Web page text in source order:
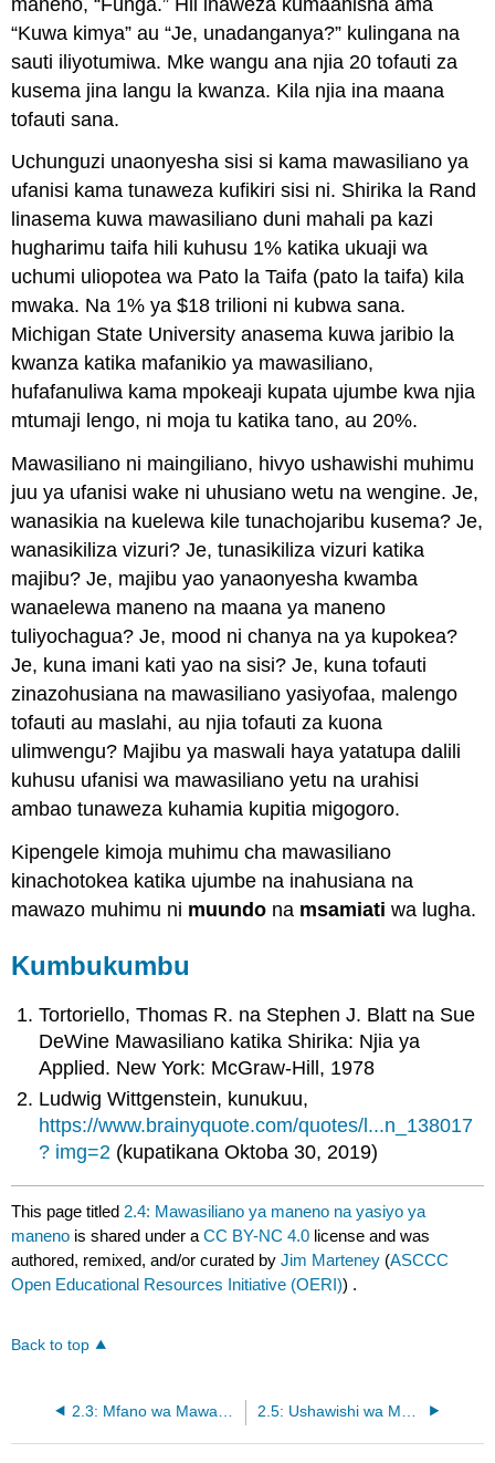
“Kuwa kimya” au “Je, unadanganya?” kulingana na
sauti iliyotumiwa. Mke wangu ana njia 20 tofauti za
kusema jina langu la kwanza. Kila njia ina maana
tofauti sana.
Uchunguzi unaonyesha sisi si kama mawasiliano ya
ufanisi kama tunaweza kufikiri sisi ni. Shirika la Rand
linasema kuwa mawasiliano duni mahali pa kazi
hugharimu taifa hili kuhusu 1% katika ukuaji wa
uchumi uliopotea wa Pato la Taifa (pato la taifa) kila
mwaka. Na 1% ya $18 trilioni ni kubwa sana.
Michigan State University anasema kuwa jaribio la
kwanza katika mafanikio ya mawasiliano,
hufafanuliwa kama mpokeaji kupata ujumbe kwa njia
mtumaji lengo, ni moja tu katika tano, au 20%.
Mawasiliano ni maingiliano, hivyo ushawishi muhimu
juu ya ufanisi wake ni uhusiano wetu na wengine. Je,
wanasikia na kuelewa kile tunachojaribu kusema? Je,
wanasikiliza vizuri? Je, tunasikiliza vizuri katika
majibu? Je, majibu yao yanaonyesha kwamba
wanaelewa maneno na maana ya maneno
tuliyochagua? Je, mood ni chanya na ya kupokea?
Je, kuna imani kati yao na sisi? Je, kuna tofauti
zinazohusiana na mawasiliano yasiyofaa, malengo
tofauti au maslahi, au njia tofauti za kuona
ulimwengu? Majibu ya maswali haya yatatupa dalili
kuhusu ufanisi wa mawasiliano yetu na urahisi
ambao tunaweza kuhamia kupitia migogoro.
Kipengele kimoja muhimu cha mawasiliano
kinachotokea katika ujumbe na inahusiana na
mawazo muhimu ni muundo na msamiati wa lugha.
Kumbukumbu
Tortoriello, Thomas R. na Stephen J. Blatt na Sue
DeWine Mawasiliano katika Shirika: Njia ya
Applied. New York: McGraw-Hill, 1978
Ludwig Wittgenstein, kunukuu,
https://www.brainyquote.com/quotes/l...n_138017
? img=2 (kupatikana Oktoba 30, 2019)
This page titled 2.4: Mawasiliano ya maneno na yasiyo ya
maneno is shared under aCC BY-NC 4.0 license and was
authored, remixed, and/or curated byJim Marteney (ASCCC
Open Educational Resources Initiative (OERI)) .
Back to top